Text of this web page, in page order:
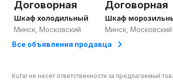
Договорная
Шкаф холодильный
Минск, Московский
Договорная
Шкаф
Минск, Московский
Все объявления продавца
Kufar не несет ответственности за предлагаемый